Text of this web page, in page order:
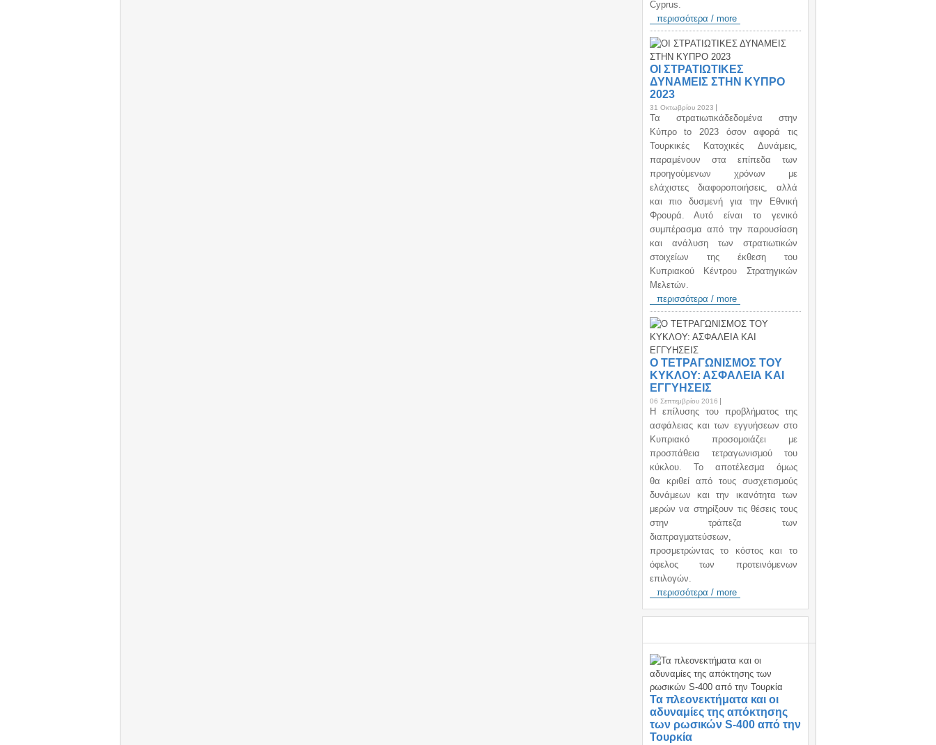
Cyprus.
περισσότερα / more
ΟΙ ΣΤΡΑΤΙΩΤΙΚΕΣ
ΔΥΝΑΜΕΙΣ ΣΤΗΝ ΚΥΠΡΟ
2023
31 Οκτωβρίου 2023
Τα στρατιωτικάδεδομένα στην
Κύπρο to 2023 όσον αφορά τις
Τουρκικές Κατοχικές Δυνάμεις,
παραμένουν στα επίπεδα των
προηγούμενων χρόνων με
ελάχιστες διαφοροποιήσεις, αλλά
και πιο δυσμενή για την Εθνική
Φρουρά. Αυτό είναι το γενικό
συμπέρασμα από την παρουσίαση
και ανάλυση των στρατιωτικών
στοιχείων της έκθεση του
Κυπριακού Κέντρου Στρατηγικών
Μελετών.
περισσότερα / more
Ο ΤΕΤΡΑΓΩΝΙΣΜΟΣ ΤΟΥ
ΚΥΚΛΟΥ: ΑΣΦΑΛΕΙΑ ΚΑΙ
ΕΓΓΥΗΣΕΙΣ
06 Σεπτεμβρίου 2016
H επίλυσης του προβλήματος της
ασφάλειας και των εγγυήσεων στο
Κυπριακό προσομοιάζει με
προσπάθεια τετραγωνισμού του
κύκλου. Το αποτέλεσμα όμως
θα κριθεί από τους συσχετισμούς
δυνάμεων και την ικανότητα των
μερών να στηρίξουν τις θέσεις τους
στην τράπεζα των
διαπραγματεύσεων,
προσμετρώντας το κόστος και το
όφελος των προτεινόμενων
επιλογών.
περισσότερα / more
Τα πλεονεκτήματα και οι
αδυναμίες της απόκτησης
των ρωσικών S-400 από την
Τουρκία